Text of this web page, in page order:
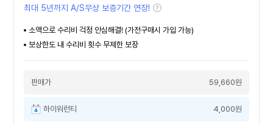
최대 5년까지 A/S무상 보증기간 연장!
소액으로 수리비 걱정 안심해결! (가전구매시 가입 가능)
보상한도 내 수리비 횟수 무제한 보장
판매가 59,660원
하이워런티 4,000원